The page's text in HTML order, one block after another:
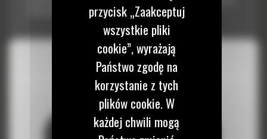
przycisk „Zaakceptuj
wszystkie pliki
cookie”, wyrażają
Państwo zgodę na
korzystanie z tych
plików cookie. W
każdej chwili mogą